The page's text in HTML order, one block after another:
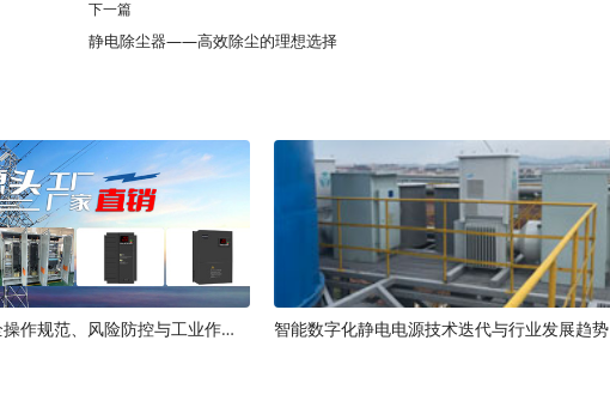
下一篇
静电除尘器——高效除尘的理想选择
静电电源安全操作规范、风险防控与工业作业标准 智能数字化静电电源技术迭代与行业发展趋势